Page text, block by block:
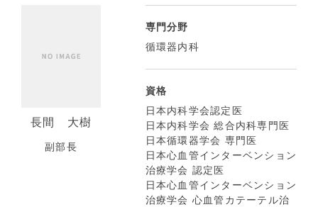
長間 大樹
副部長
専門分野
循環器内科
資格
日本内科学会認定医
日本内科学会 総合内科専門医
日本循環器学会 専門医
日本心血管インターベンション
治療学会 認定医
日本心血管インターベンション
治療学会 心血管カテーテル治